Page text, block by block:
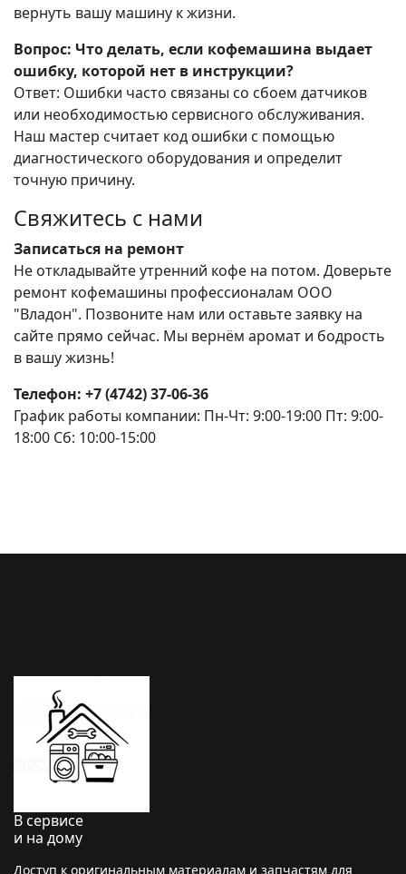
вернуть вашу машину к жизни.
Вопрос: Что делать, если кофемашина выдает
ошибку, которой нет в инструкции?
Ответ: Ошибки часто связаны со сбоем датчиков
или необходимостью сервисного обслуживания.
Наш мастер считает код ошибки с помощью
диагностического оборудования и определит
точную причину.
Свяжитесь с нами
Записаться на ремонт
Не откладывайте утренний кофе на потом. Доверьте
ремонт кофемашины профессионалам ООО
"Владон". Позвоните нам или оставьте заявку на
сайте прямо сейчас. Мы вернём аромат и бодрость
в вашу жизнь!
Телефон: +7 (4742) 37-06-36
График работы компании: Пн-Чт: 9:00-19:00 Пт: 9:00-
18:00 Сб: 10:00-15:00
В сервисе
и на дому
Доступ к оригинальным материалам и запчастям для